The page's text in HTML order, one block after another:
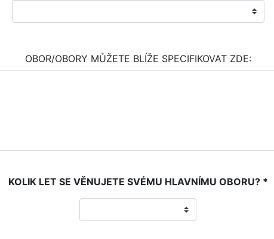
OBOR/OBORY MŮŽETE BLÍŽE SPECIFIKOVAT ZDE:
KOLIK LET SE VĚNUJETE SVÉMU HLAVNÍMU OBORU? *